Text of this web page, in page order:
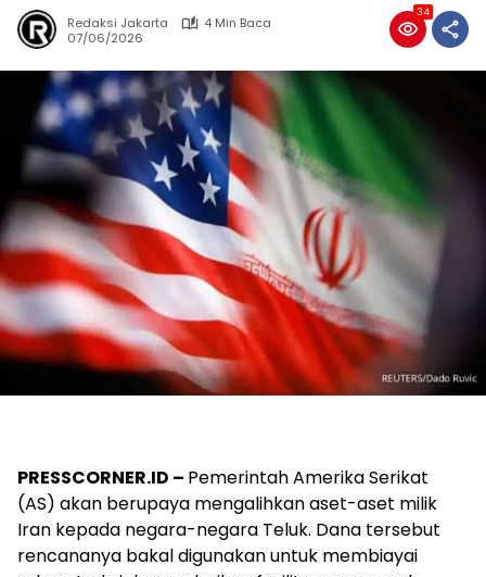
Redaksi Jakarta
4 Min Baca
07/06/2026
34
PRESSCORNER.ID – Pemerintah Amerika Serikat
(AS) akan berupaya mengalihkan aset-aset milik
Iran kepada negara-negara Teluk. Dana tersebut
rencananya bakal digunakan untuk membiayai